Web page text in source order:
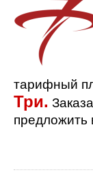
тарифный
Три.
предложить